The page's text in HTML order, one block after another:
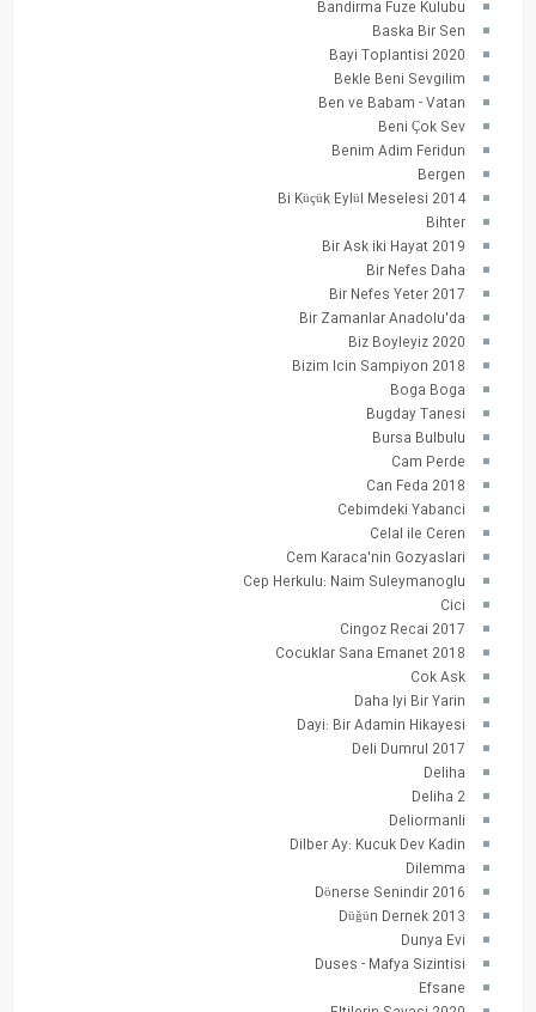
Bandirma Fuze Kulubu
Baska Bir Sen
Bayi Toplantisi 2020
Bekle Beni Sevgilim
Ben ve Babam - Vatan
Beni Çok Sev
Benim Adim Feridun
Bergen
Bi Küçük Eylül Meselesi 2014
Bihter
Bir Ask iki Hayat 2019
Bir Nefes Daha
Bir Nefes Yeter 2017
Bir Zamanlar Anadolu'da
Biz Boyleyiz 2020
Bizim Icin Sampiyon 2018
Boga Boga
Bugday Tanesi
Bursa Bulbulu
Cam Perde
Can Feda 2018
Cebimdeki Yabanci
Celal ile Ceren
Cem Karaca'nin Gozyaslari
Cep Herkulu: Naim Suleymanoglu
Cici
Cingoz Recai 2017
Cocuklar Sana Emanet 2018
Cok Ask
Daha Iyi Bir Yarin
Dayi: Bir Adamin Hikayesi
Deli Dumrul 2017
Deliha
Deliha 2
Deliormanli
Dilber Ay: Kucuk Dev Kadin
Dilemma
Dönerse Senindir 2016
Düğün Dernek 2013
Dunya Evi
Duses - Mafya Sizintisi
Efsane